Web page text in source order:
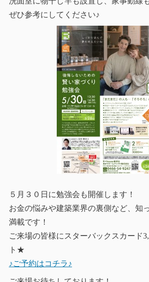
ぜひ参考にしてください♪
５月３０日に勉強会も開催します！
お金の悩みや建築業界の裏側など、知
満載です！
ご来場の皆様にスターバックスカード
ト★
♪ご予約はコチラ♪